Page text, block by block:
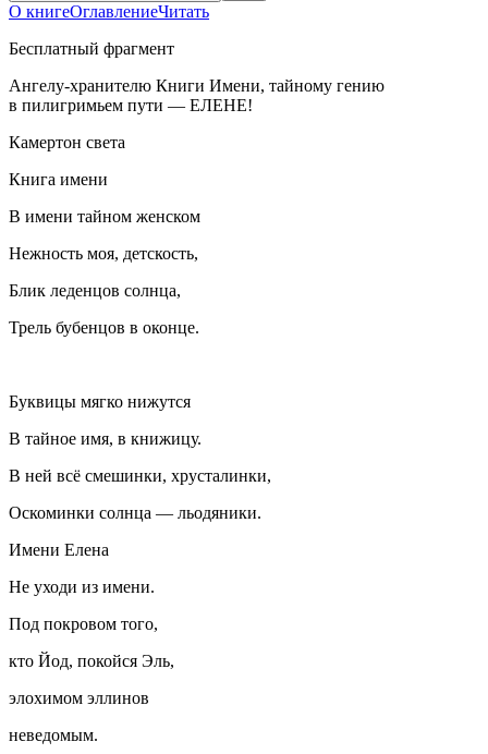
О книгеОглавлениеЧитать
Бесплатный фрагмент
Ангелу-хранителю Книги Имени, тайному гению
в пилигримьем пути — ЕЛЕНЕ!
Камертон света
Книга имени
В имени тайном женском
Нежность моя, детскость,
Блик леденцов солнца,
Трель бубенцов в оконце.
Буквицы мягко нижутся
В тайное имя, в книжицу.
В ней всё смешинки, хрусталинки,
Оскоминки солнца — льодяники.
Имени Елена
Не уходи из имени.
Под покровом того,
кто Йод, покойся Эль,
элохимом эллинов
неведомым.